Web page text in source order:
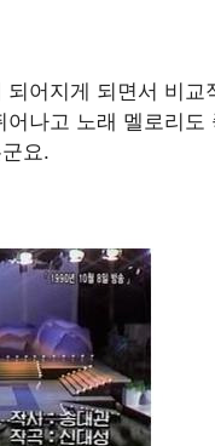
어지게 되면서 비
어나고 노래 멜로리
요.